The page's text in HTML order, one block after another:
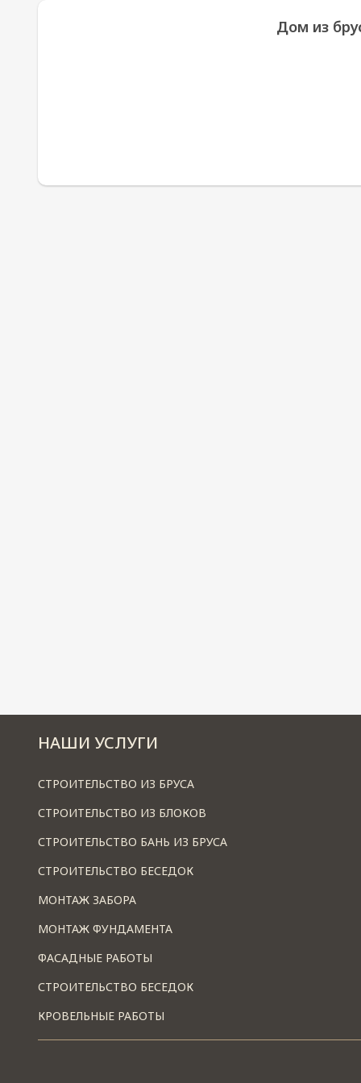
Дом из
НАШИ УСЛУГИ
СТРОИТЕЛЬСТВО ИЗ БРУСА
СТРОИТЕЛЬСТВО ИЗ БЛОКОВ
СТРОИТЕЛЬСТВО БАНЬ ИЗ БРУСА
СТРОИТЕЛЬСТВО БЕСЕДОК
МОНТАЖ ЗАБОРА
МОНТАЖ ФУНДАМЕНТА
ФАСАДНЫЕ РАБОТЫ
СТРОИТЕЛЬСТВО БЕСЕДОК
КРОВЕЛЬНЫЕ РАБОТЫ